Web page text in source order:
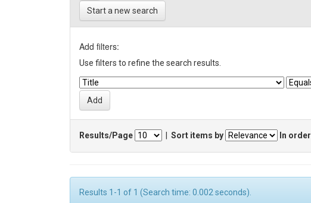
Start a new search
Add filters:
Use filters to refine the search results.
Results/Page Sort items by In order
Results 1-1 of 1 (Search time: 0.002 seconds).